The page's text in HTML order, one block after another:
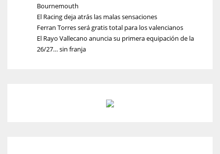
Bournemouth
El Racing deja atrás las malas sensaciones
Ferran Torres será gratis total para los valencianos
El Rayo Vallecano anuncia su primera equipación de la
26/27… sin franja